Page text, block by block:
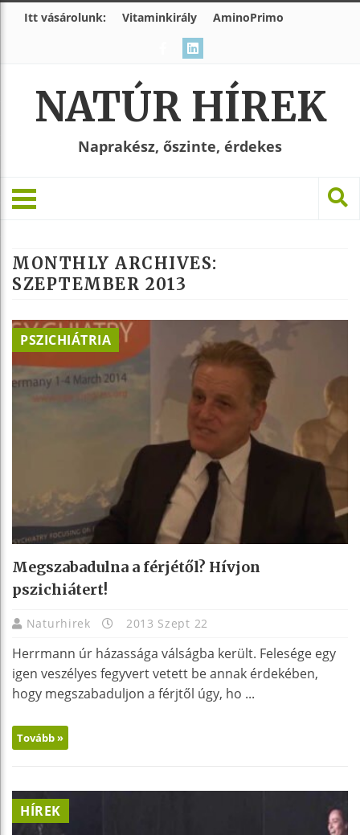
Itt vásárolunk: Vitaminkirály AminoPrimo
NATÚR HÍREK
Naprakész, őszinte, érdekes
MONTHLY ARCHIVES:
SZEPTEMBER 2013
PSZICHIÁTRIA
Megszabadulna a férjétől? Hívjon
pszichiátert!
Naturhirek 2013 Szept 22
Herrmann úr házassága válságba került. Felesége egy
igen veszélyes fegyvert vetett be annak érdekében,
hogy megszabaduljon a férjtől úgy, ho ...
Tovább »
HÍREK